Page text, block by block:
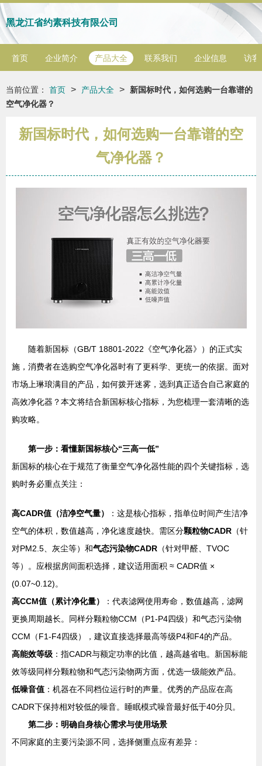
黑龙江省约素科技有限公司
首页 企业简介 产品大全 联系我们 企业信息 访客
当前位置： 首页 > 产品大全 >
新国标时代，如何选购一台靠谱的
空气净化器？
新国标时代，如何选购一台靠谱的空
气净化器？
随着新国标（GB/T 18801-2022《空气净化器》）的正式实
施，消费者在选购空气净化器时有了更科学、更统一的依据。面对
市场上琳琅满目的产品，如何拨开迷雾，选到真正适合自己家庭的
高效净化器？本文将结合新国标核心指标，为您梳理一套清晰的选
购攻略。
第一步：看懂新国标核心“三高一低”
新国标的核心在于规范了衡量空气净化器性能的四个关键指标，选
购时务必重点关注：
高CADR值（洁净空气量）
：这是核心指标，指单位时间产生洁净
空气的体积，数值越高，净化速度越快。需区分颗粒物CADR （针
对PM2.5、灰尘等）和气态污染物CADR （针对甲醛、TVOC
等）。应根据房间面积选择，建议适用面积 ≈ CADR值 ×
(0.07~0.12)。
高CCM值（累计净化量）
：代表滤网使用寿命，数值越高，滤网
更换周期越长。同样分颗粒物CCM（P1-P4四级）和气态污染物
CCM（F1-F4四级），建议直接选择最高等级P4和F4的产品。
高能效等级 ：指CADR与额定功率的比值，越高越省电。新国标能
效等级同样分颗粒物和气态污染物两方面，优选一级能效产品。
低噪音值 ：机器在不同档位运行时的声量。优秀的产品应在高
CADR下保持相对较低的噪音。睡眠模式噪音最好低于40分贝。
第二步：明确自身核心需求与使用场景
不同家庭的主要污染源不同，选择侧重点应有差异：